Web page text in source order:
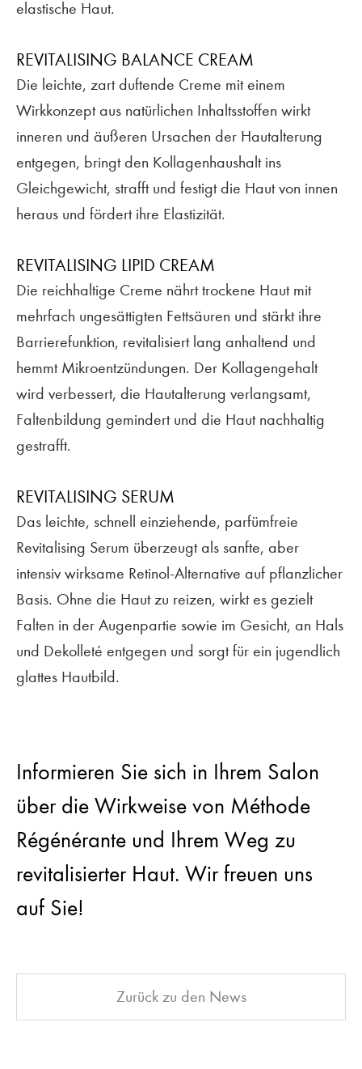
elastische Haut.
REVITALISING BALANCE CREAM
Die leichte, zart duftende Creme mit einem
Wirkkonzept aus natürlichen Inhaltsstoffen wirkt
inneren und äußeren Ursachen der Hautalterung
entgegen, bringt den Kollagenhaushalt ins
Gleichgewicht, strafft und festigt die Haut von innen
heraus und fördert ihre Elastizität.
REVITALISING LIPID CREAM
Die reichhaltige Creme nährt trockene Haut mit
mehrfach ungesättigten Fettsäuren und stärkt ihre
Barrierefunktion, revitalisiert lang anhaltend und
hemmt Mikroentzündungen. Der Kollagengehalt
wird verbessert, die Hautalterung verlangsamt,
Faltenbildung gemindert und die Haut nachhaltig
gestrafft.
REVITALISING SERUM
Das leichte, schnell einziehende, parfümfreie
Revitalising Serum überzeugt als sanfte, aber
intensiv wirksame Retinol-Alternative auf pflanzlicher
Basis. Ohne die Haut zu reizen, wirkt es gezielt
Falten in der Augenpartie sowie im Gesicht, an Hals
und Dekolleté entgegen und sorgt für ein jugendlich
glattes Hautbild.
Informieren Sie sich in Ihrem Salon
über die Wirkweise von Méthode
Régénérante und Ihrem Weg zu
revitalisierter Haut. Wir freuen uns
auf Sie!
Zurück zu den News